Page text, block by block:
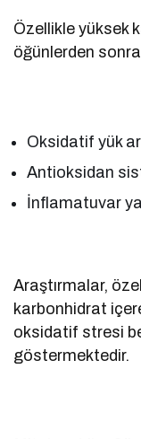
Özellikle yüksek
öğünlerden
Oksidatif yük
Antioksidan
İnflamatuvar
Araştırmalar,
karbonhidrat
oksidatif stresi
göstermektedir.